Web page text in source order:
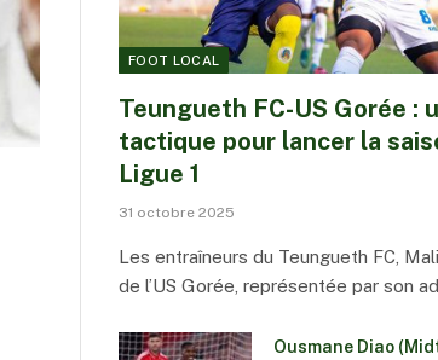
FOOT LOCAL
Teungueth FC-US Gorée :
tactique pour lancer la
Ligue 1
31 octobre 2025
Les entraîneurs du Teungueth FC,
de l’US Gorée, représentée par son
Ousmane Diao